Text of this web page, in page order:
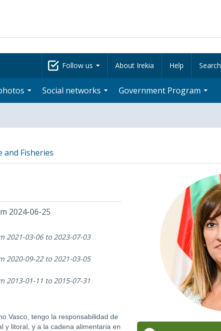
Follow us About Irekia Help Search
Social networks Government Program
and Fisheries
2024-06-25
2021-03-06 to 2023-07-03
2020-09-22 to 2021-03-05
2013-01-11 to 2015-07-31
Vasco, tengo la responsabilidad de
y litoral, y a la cadena alimentaria en